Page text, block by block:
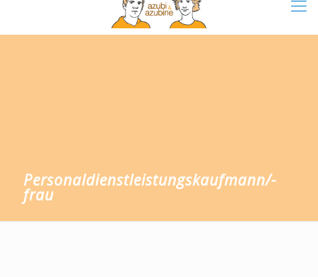
Personaldienstleistungskaufmann/-
frau